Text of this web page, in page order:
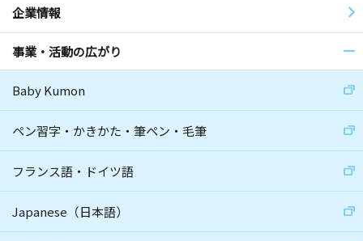
企業情報
事業・活動の広がり
Baby Kumon
ペン習字・かきかた・筆ペン・毛筆
フランス語・ドイツ語
Japanese（日本語）